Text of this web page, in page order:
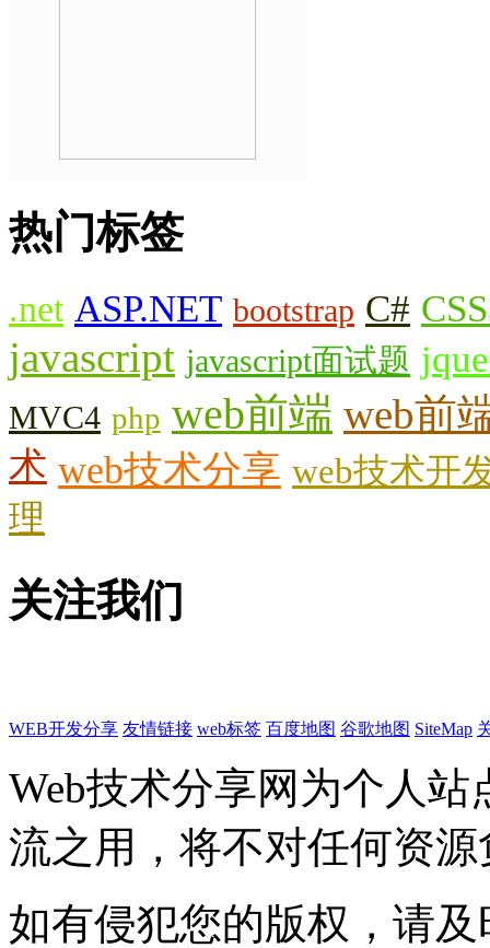
热门标签
.net ASP.NET bootstrap C#
javascript javascript面试题
MVC4 php web前端 web前
术 web技术分享 web技术开
理
关注我们
WEB开发分享 友情链接 web标签 百度地图 谷歌地图 SiteMap
Web技术分享网为个人
流之用，将不对任何资
如有侵犯您的版权，请